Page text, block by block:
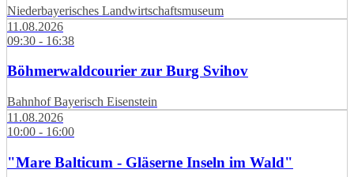
Niederbayerisches Landwirtschaftsmuseum
11.08.2026
09:30 - 16:38
Böhmerwaldcourier zur Burg Svihov
Bahnhof Bayerisch Eisenstein
11.08.2026
10:00 - 16:00
"Mare Balticum - Gläserne Inseln im Wald"